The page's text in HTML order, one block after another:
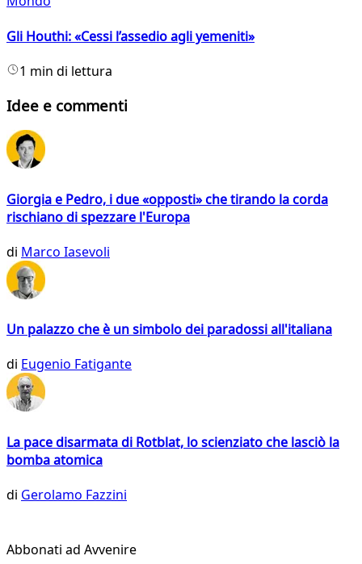
Gli Houthi: «Cessi l’assedio agli yemeniti»
1 min di lettura
Idee e commenti
Giorgia e Pedro, i due «opposti» che tirando la corda
rischiano di spezzare l'Europa
di Marco Iasevoli
Un palazzo che è un simbolo dei paradossi all'italiana
di Eugenio Fatigante
La pace disarmata di Rotblat, lo scienziato che lasciò la
bomba atomica
di Gerolamo Fazzini
Abbonati ad Avvenire